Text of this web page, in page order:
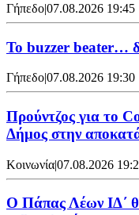
Γήπεδο|07.08.2026 19:45
Το buzzer beater…
Γήπεδο|07.08.2026 19:30
Προύντζος για το
Δήμος στην
Κοινωνία|07.08.2026
Ο Πάπας Λέων ΙΔ΄